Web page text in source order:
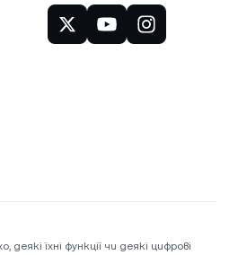
деякі їхні функції чи деякі цифрові